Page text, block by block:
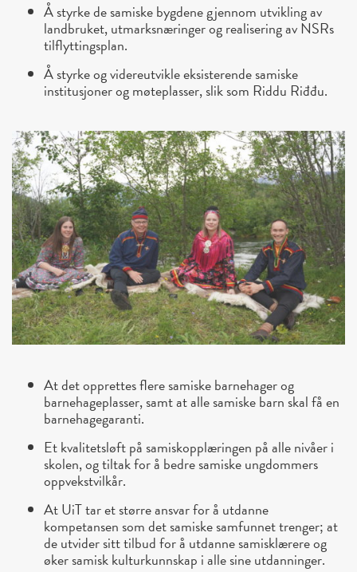
Å styrke de samiske bygdene gjennom utvikling av
landbruket, utmarksnæringer og realisering av NSRs
tilflyttingsplan.
Å styrke og videreutvikle eksisterende samiske
institusjoner og møteplasser, slik som Riddu Riđđu.
At det opprettes flere samiske barnehager og
barnehageplasser, samt at alle samiske barn skal få en
barnehagegaranti.
Et kvalitetsløft på samiskopplæringen på alle nivåer i
skolen, og tiltak for å bedre samiske ungdommers
oppvekstvilkår.
At UiT tar et større ansvar for å utdanne
kompetansen som det samiske samfunnet trenger; at
de utvider sitt tilbud for å utdanne samisklærere og
øker samisk kulturkunnskap i alle sine utdanninger.